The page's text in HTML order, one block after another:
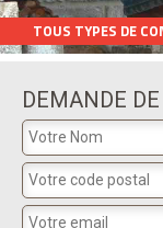
TOUS TYPES DE
DEMANDE